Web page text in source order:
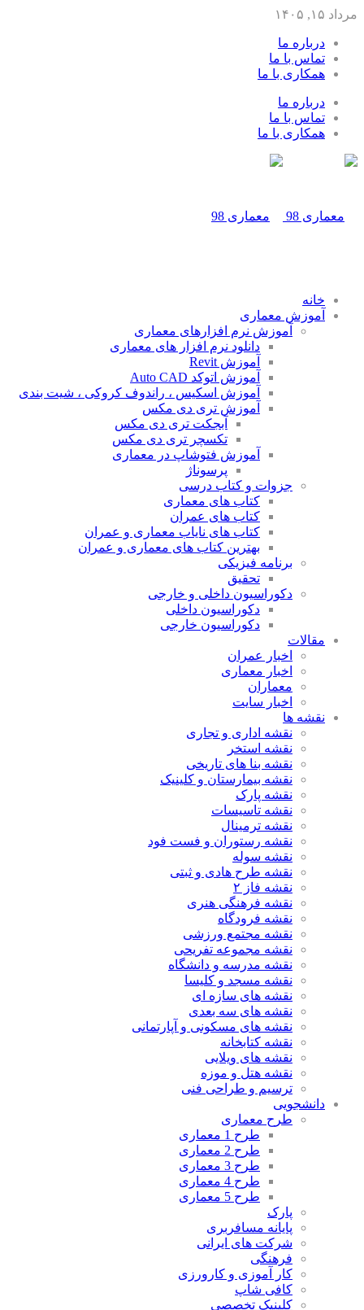
مرداد ۱۵, ۱۴۰۵
درباره ما
تماس با ما
همکاری با ما
درباره ما
تماس با ما
همکاری با ما
خانه
آموزش معماری
آموزش نرم افزارهای معماری
دانلود نرم افزار های معماری
آموزش Revit
آموزش اتوکد Auto CAD
آموزش اسکیس ، راندوف کروکی ، شیت بندی
آموزش تری دی مکس
آبجکت تری دی مکس
تکسچر تری دی مکس
آموزش فتوشاپ در معماری
پرسوناژ
جزوات و کتاب درسی
کتاب های معماری
کتاب های عمران
کتاب های نایاب معماری و عمران
بهترین کتاب های معماری و عمران
برنامه فیزیکی
تحقیق
دکوراسیون داخلی و خارجی
دکوراسیون داخلی
دکوراسیون خارجی
مقالات
اخبار عمران
اخبار معماری
معماران
اخبار سایت
نقشه ها
نقشه اداری و تجاری
نقشه استخر
نقشه بنا های تاریخی
نقشه بیمارستان و کلینیک
نقشه پارک
نقشه تاسیسات
نقشه ترمینال
نقشه رستوران و فست فود
نقشه سوله
نقشه طرح هادی و ثبتی
نقشه فاز ۲
نقشه فرهنگی هنری
نقشه فرودگاه
نقشه مجتمع ورزشی
نقشه مجموعه تفریحی
نقشه مدرسه و دانشگاه
نقشه مسجد و کلیسا
نقشه های سازه ای
نقشه های سه بعدی
نقشه های مسکونی و آپارتمانی
نقشه کتابخانه
نقشه های ویلایی
نقشه هتل و موزه
ترسیم و طراحی فنی
دانشجویی
طرح معماری
طرح 1 معماری
طرح 2 معماری
طرح 3 معماری
طرح 4 معماری
طرح 5 معماری
پارک
پایانه مسافربری
شرکت های ایرانی
فرهنگی
کار آموزی و کارورزی
کافی شاپ
کلینیک تخصصی